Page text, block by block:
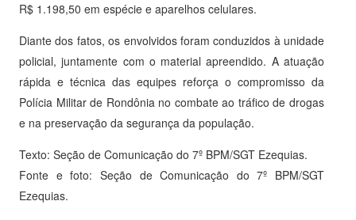
R$ 1.198,50 em espécie e aparelhos celulares.
Diante dos fatos, os envolvidos foram conduzidos à unidade
policial, juntamente com o material apreendido. A atuação
rápida e técnica das equipes reforça o compromisso da
Polícia Militar de Rondônia no combate ao tráfico de drogas
e na preservação da segurança da população.
Texto: Seção de Comunicação do 7º BPM/SGT Ezequias.
Fonte e foto: Seção de Comunicação do 7º BPM/SGT
Ezequias.